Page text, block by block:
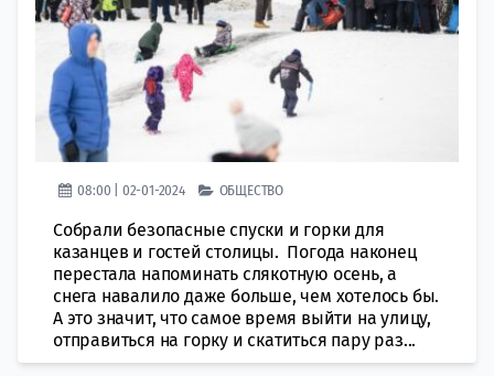
08:00 | 02-01-2024 ОБЩЕСТВО
Собрали безопасные спуски и горки для
казанцев и гостей столицы. Погода наконец
перестала напоминать слякотную осень, а
снега навалило даже больше, чем хотелось бы.
А это значит, что самое время выйти на улицу,
отправиться на горку и скатиться пару раз...